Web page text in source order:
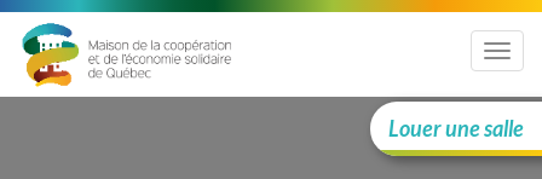
Menu
Louer une salle